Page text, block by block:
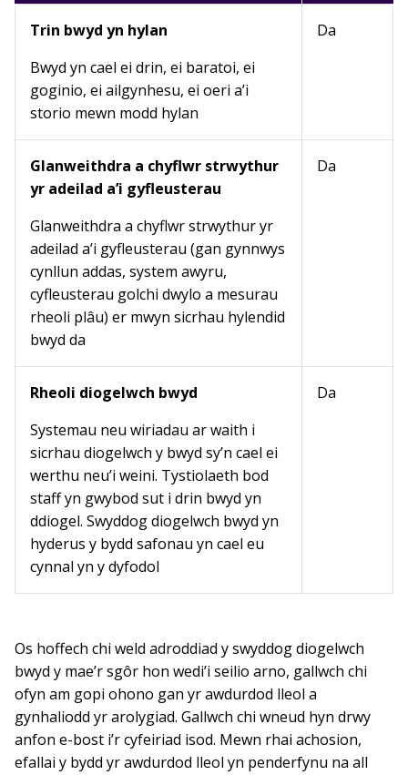
Trin bwyd yn hylan
Bwyd yn cael ei drin, ei baratoi, ei
goginio, ei ailgynhesu, ei oeri a’i
storio mewn modd hylan
Da
Glanweithdra a chyflwr strwythur
yr adeilad a’i gyfleusterau
Glanweithdra a chyflwr strwythur yr
adeilad a’i gyfleusterau (gan gynnwys
cynllun addas, system awyru,
cyfleusterau golchi dwylo a mesurau
rheoli plâu) er mwyn sicrhau hylendid
bwyd da
Da
Rheoli diogelwch bwyd
Systemau neu wiriadau ar waith i
sicrhau diogelwch y bwyd sy’n cael ei
werthu neu’i weini. Tystiolaeth bod
staff yn gwybod sut i drin bwyd yn
ddiogel. Swyddog diogelwch bwyd yn
hyderus y bydd safonau yn cael eu
cynnal yn y dyfodol
Da
Os hoffech chi weld adroddiad y swyddog diogelwch
bwyd y mae’r sgôr hon wedi’i seilio arno, gallwch chi
ofyn am gopi ohono gan yr awdurdod lleol a
gynhaliodd yr arolygiad. Gallwch chi wneud hyn drwy
anfon e-bost i’r cyfeiriad isod. Mewn rhai achosion,
efallai y bydd yr awdurdod lleol yn penderfynu na all